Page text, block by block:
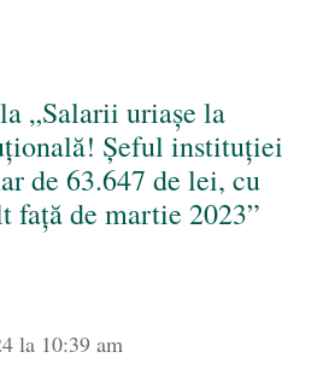
„Salarii uriașe la
Șeful instituției
de 63.647 de lei, cu
față de martie 2023”
la 10:39 am